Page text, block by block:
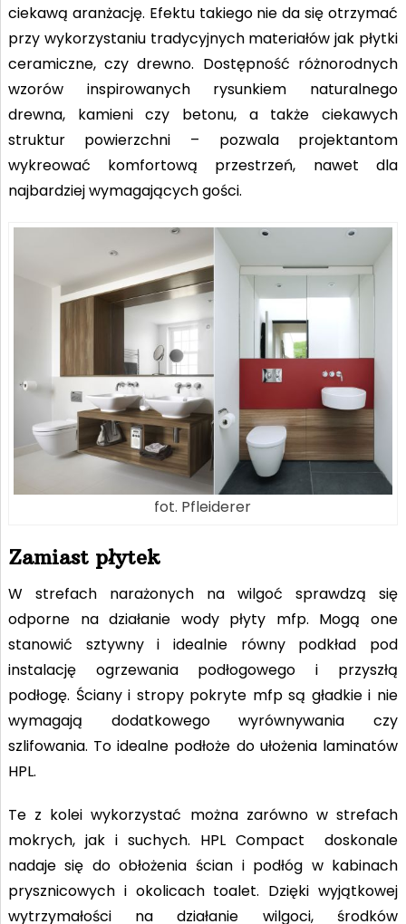
ciekawą aranżację. Efektu takiego nie da się otrzymać
przy wykorzystaniu tradycyjnych materiałów jak płytki
ceramiczne, czy drewno. Dostępność różnorodnych
wzorów inspirowanych rysunkiem naturalnego
drewna, kamieni czy betonu, a także ciekawych
struktur powierzchni – pozwala projektantom
wykreować komfortową przestrzeń, nawet dla
najbardziej wymagających gości.
fot. Pfleiderer
Zamiast płytek
W strefach narażonych na wilgoć sprawdzą się
odporne na działanie wody płyty mfp. Mogą one
stanowić sztywny i idealnie równy podkład pod
instalację ogrzewania podłogowego i przyszłą
podłogę. Ściany i stropy pokryte mfp są gładkie i nie
wymagają dodatkowego wyrównywania czy
szlifowania. To idealne podłoże do ułożenia laminatów
HPL.
Te z kolei wykorzystać można zarówno w strefach
mokrych, jak i suchych. HPL Compact doskonale
nadaje się do obłożenia ścian i podłóg w kabinach
prysznicowych i okolicach toalet. Dzięki wyjątkowej
wytrzymałości na działanie wilgoci, środków